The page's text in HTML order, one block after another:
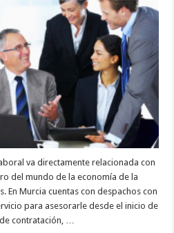
laboral
Murcia
va directamente relacionada con
del mundo de la economía de la
En Murcia cuentas con despachos con
para asesorarle desde el inicio de
contratación, …